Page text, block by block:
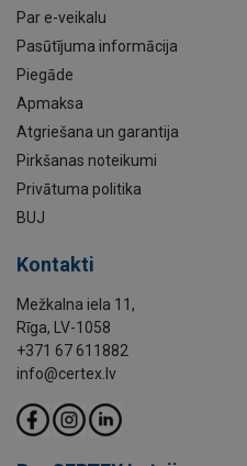
Par e-veikalu
Pasūtījuma informācija
Piegāde
Apmaksa
Atgriešana un garantija
Pirkšanas noteikumi
Privātuma politika
BUJ
Kontakti
Mežkalna iela 11,
Rīga, LV-1058
+371 67 611882
info@certex.lv